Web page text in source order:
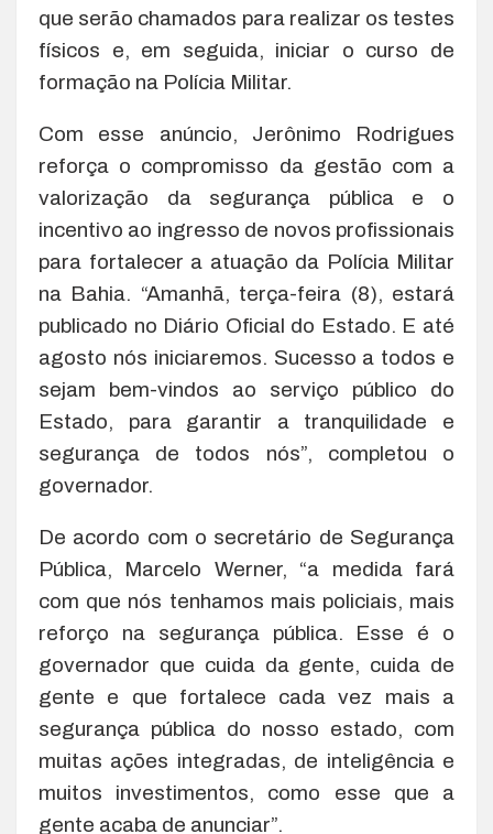
que serão chamados para realizar os testes
físicos e, em seguida, iniciar o curso de
formação na Polícia Militar.
Com esse anúncio, Jerônimo Rodrigues
reforça o compromisso da gestão com a
valorização da segurança pública e o
incentivo ao ingresso de novos profissionais
para fortalecer a atuação da Polícia Militar
na Bahia. “Amanhã, terça-feira (8), estará
publicado no Diário Oficial do Estado. E até
agosto nós iniciaremos. Sucesso a todos e
sejam bem-vindos ao serviço público do
Estado, para garantir a tranquilidade e
segurança de todos nós”, completou o
governador.
De acordo com o secretário de Segurança
Pública, Marcelo Werner, “a medida fará
com que nós tenhamos mais policiais, mais
reforço na segurança pública. Esse é o
governador que cuida da gente, cuida de
gente e que fortalece cada vez mais a
segurança pública do nosso estado, com
muitas ações integradas, de inteligência e
muitos investimentos, como esse que a
gente acaba de anunciar”.